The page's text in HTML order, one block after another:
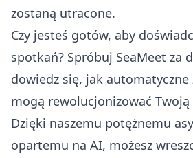
zostaną utracone.
Czy jesteś gotów, aby
spotkań? Spróbuj SeaMeet za
dowiedz się, jak automatyczne
mogą rewolucjonizować
Dzięki naszemu potężnemu
opartemu na AI, możesz